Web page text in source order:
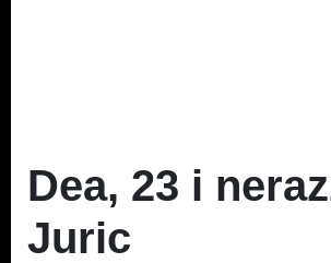
Dea, 23 i
Juric